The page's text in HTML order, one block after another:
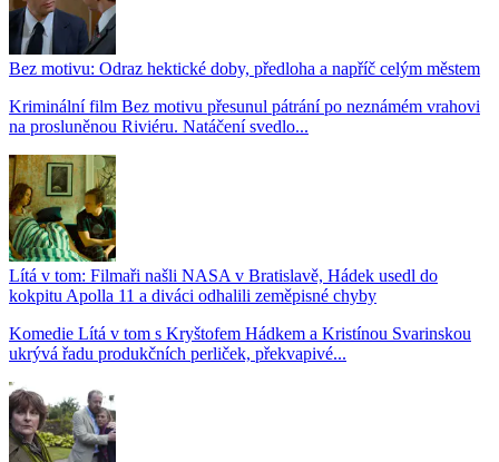
Bez motivu: Odraz hektické doby, předloha a napříč celým městem
Kriminální film Bez motivu přesunul pátrání po neznámém vrahovi
na prosluněnou Riviéru. Natáčení svedlo...
Lítá v tom: Filmaři našli NASA v Bratislavě, Hádek usedl do
kokpitu Apolla 11 a diváci odhalili zeměpisné chyby
Komedie Lítá v tom s Kryštofem Hádkem a Kristínou Svarinskou
ukrývá řadu produkčních perliček, překvapivé...